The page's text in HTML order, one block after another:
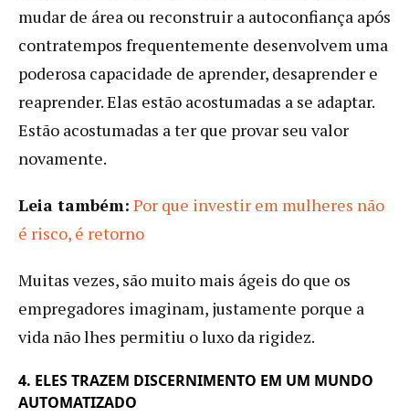
mudar de área ou reconstruir a autoconfiança após
contratempos frequentemente desenvolvem uma
poderosa capacidade de aprender, desaprender e
reaprender. Elas estão acostumadas a se adaptar.
Estão acostumadas a ter que provar seu valor
novamente.
Leia também: Por que investir em mulheres não
é risco, é retorno
Muitas vezes, são muito mais ágeis do que os
empregadores imaginam, justamente porque a
vida não lhes permitiu o luxo da rigidez.
4. ELES TRAZEM DISCERNIMENTO EM UM MUNDO
AUTOMATIZADO